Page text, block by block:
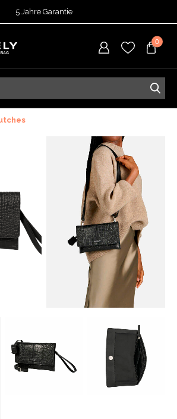
5 Jahre Garantie
Uhr bestellt =
heute versendet
0